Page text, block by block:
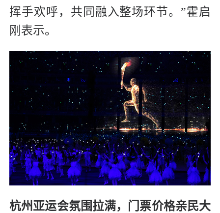
挥手欢呼，共同融入整场环节。”霍启
刚表示。
杭州亚运会氛围拉满，门票价格亲民大